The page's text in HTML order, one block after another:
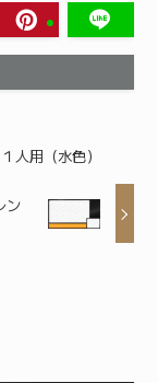
人用（水色）
ン